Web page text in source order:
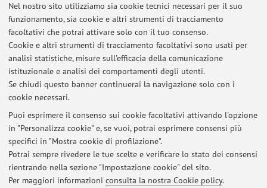
Nel nostro sito utilizziamo sia cookie tecnici necessari per il suo
funzionamento, sia cookie e altri strumenti di tracciamento
facoltativi che potrai attivare solo con il tuo consenso.
Cookie e altri strumenti di tracciamento facoltativi sono usati per
analisi statistiche, misure sull'efficacia della comunicazione
istituzionale e analisi dei comportamenti degli utenti.
Se chiudi questo banner continuerai la navigazione solo con i
cookie necessari.
Puoi esprimere il consenso sui cookie facoltativi attivando l'opzione
in "Personalizza cookie" e, se vuoi, potrai esprimere consensi più
specifici in "Mostra cookie di profilazione".
Potrai sempre rivedere le tue scelte e verificare lo stato dei consensi
rientrando nella sezione "Impostazione cookie" del sito.
Per maggiori informazioni consulta la nostra Cookie policy.
Piazza di Porta San Donato 5, Bologna -Vai alla mappa
Risorse in rete
ORCID
Ultimi avvisi
Al momento non sono presenti avvisi.